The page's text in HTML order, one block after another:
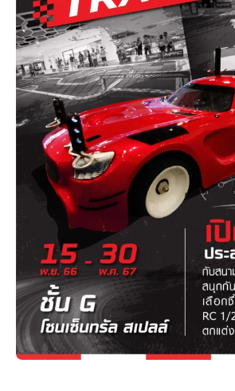
เพื่อสังคม
ฟิวเจอร์ซิตี้
IR
เกี่ยวกับเรา
ผู้เช่าพื้นที่
ร่วมงานกับเรา
ตำแหน่งงาน
สมัครงาน
สิทธิประโยชน์ที่ฟิวเจอร์พาร์ค